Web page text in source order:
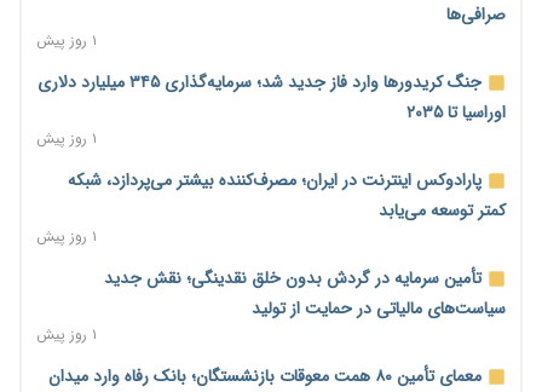
صرافی‌ها
۱ روز پیش
جنگ کریدورها وارد فاز جدید شد؛ سرمایه‌گذاری ۳۴۵ میلیارد دلاری
اوراسیا تا ۲۰۳۵
۱ روز پیش
پارادوکس اینترنت در ایران؛ مصرف‌کننده بیشتر می‌پردازد، شبکه
کمتر توسعه می‌یابد
۱ روز پیش
تأمین سرمایه در گردش بدون خلق نقدینگی؛ نقش جدید
سیاست‌های مالیاتی در حمایت از تولید
۱ روز پیش
معمای تأمین ۸۰ همت معوقات بازنشستگان؛ بانک رفاه وارد میدان